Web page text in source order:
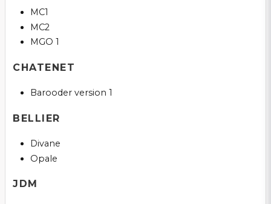
MC1
MC2
MGO 1
CHATENET
Barooder version 1
BELLIER
Divane
Opale
JDM